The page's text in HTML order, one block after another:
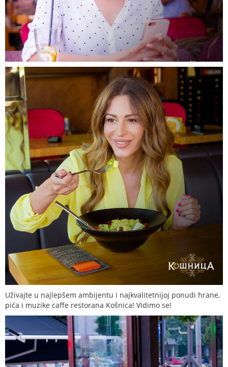
Uživajte u najlepšem ambijentu i najkvalitetnijoj ponudi hrane,
pića i muzike caffe restorana Košnica! Vidimo se!